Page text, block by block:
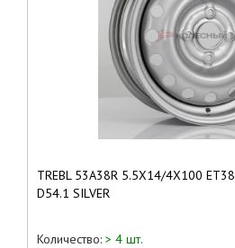
TREBL 53A38R 5.5X14/4X100 ET38
D54.1 SILVER
Количество: > 4 шт.